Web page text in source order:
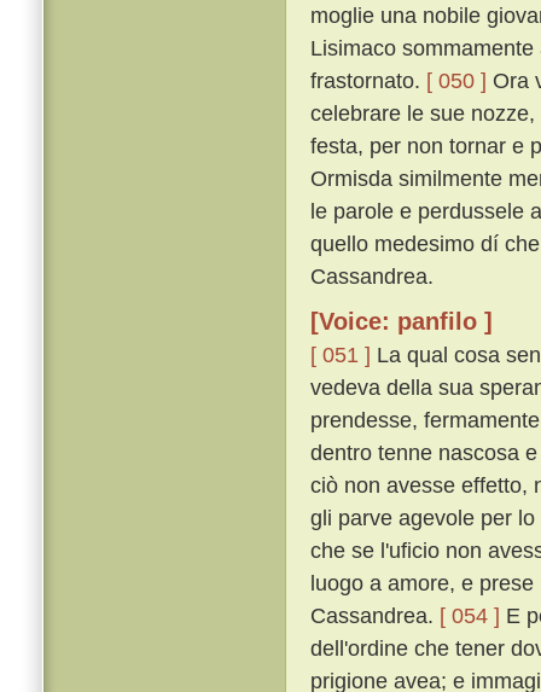
moglie una nobile
Lisimaco
frastornato. [ 050 ] Ora
celebrare le sue
festa, per non tornar e
Ormisda similmente
le parole e perdussele
quello medesimo dí
Cassandrea.
[Voice: panfilo ]
[ 051 ] La qual cosa
vedeva della sua
prendesse,
dentro tenne nascosa
ciò non avesse effetto,
gli parve agevole per
che se l'uficio non
luogo a amore, e
Cassandrea. [ 054 ] E
dell'ordine che tener
prigione avea; e